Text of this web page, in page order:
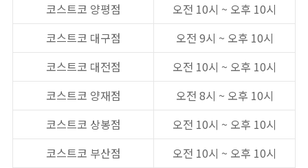
코스트코 양평점
오전 10시 ~ 오후 10시
코스트코 대구점
오전 9시 ~ 오후 10시
코스트코 대전점
오전 10시 ~ 오후 10시
코스트코 양재점
오전 8시 ~ 오후 10시
코스트코 상봉점
오전 10시 ~ 오후 10시
코스트코 부산점
오전 10시 ~ 오후 10시